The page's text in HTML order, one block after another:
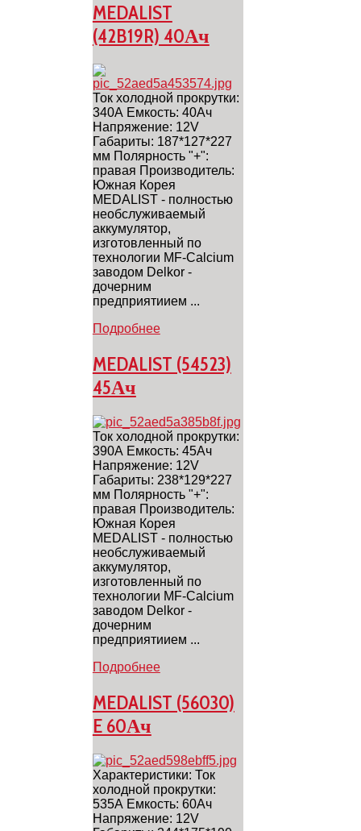
MEDALIST
(42B19R) 40Ач
Ток холодной прокрутки:
340А Емкость: 40Ач
Напряжение: 12V
Габариты: 187*127*227
мм Полярность "+":
правая Производитель:
Южная Корея
MEDALIST - полностью
необслуживаемый
аккумулятор,
изготовленный по
технологии MF-Calcium
заводом Delkor -
дочерним
предприятиием ...
Подробнее
MEDALIST (54523)
45Ач
Ток холодной прокрутки:
390А Емкость: 45Ач
Напряжение: 12V
Габариты: 238*129*227
мм Полярность "+":
правая Производитель:
Южная Корея
MEDALIST - полностью
необслуживаемый
аккумулятор,
изготовленный по
технологии MF-Calcium
заводом Delkor -
дочерним
предприятиием ...
Подробнее
MEDALIST (56030)
E 60Ач
Характеристики: Ток
холодной прокрутки:
535А Емкость: 60Ач
Напряжение: 12V